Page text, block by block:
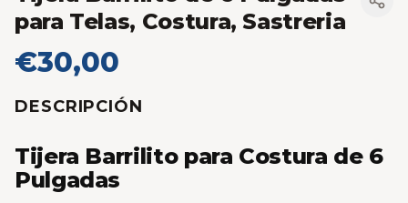
para Telas, Costura, Sastreria
€30,00
DESCRIPCIÓN
Tijera Barrilito para Costura de 6
Pulgadas